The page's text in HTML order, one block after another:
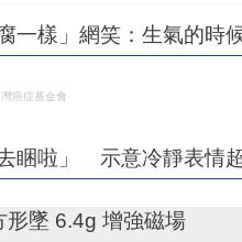
一樣」網笑：生氣的時
癌症基金會
睏啦」 示意冷靜表情
形墜 6.4g 增強磁場